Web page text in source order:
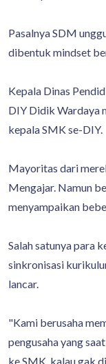
Pasalnya SDM
dibentuk mindset
Kepala Dinas
DIY Didik Wardaya
kepala SMK se-DIY.
Mayoritas dari
Mengajar. Namun
menyampaikan
Salah satunya para
sinkronisasi
lancar.
"Kami berusaha
pengusaha yang
ke SMK, kalau gak